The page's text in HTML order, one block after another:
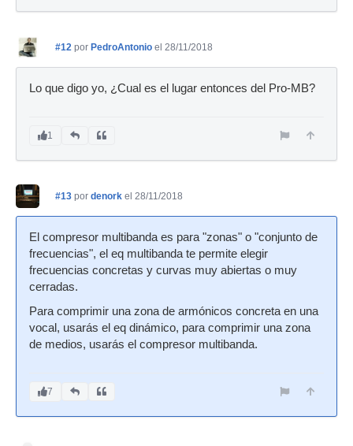
#12 por PedroAntonio el 28/11/2018
Lo que digo yo, ¿Cual es el lugar entonces del Pro-MB?
1
#13 por denork el 28/11/2018
El compresor multibanda es para "zonas" o "conjunto de
frecuencias", el eq multibanda te permite elegir
frecuencias concretas y curvas muy abiertas o muy
cerradas.
Para comprimir una zona de armónicos concreta en una
vocal, usarás el eq dinámico, para comprimir una zona
de medios, usarás el compresor multibanda.
7